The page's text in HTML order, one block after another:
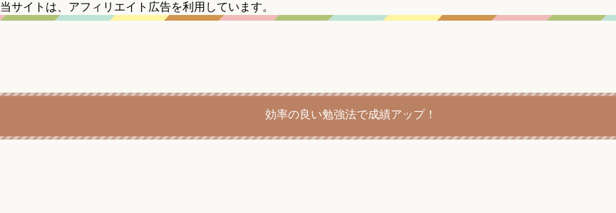
当サイトは、アフィリエイト広告を利用しています。
効率の良い勉強法で成績アップ！